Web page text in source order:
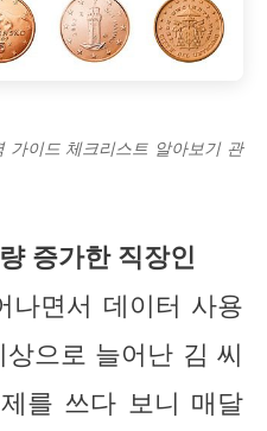
이드 체크리스트 알아보기 관
증가한 직장인
나면서 데이터 사용
으로 늘어난 김 씨
를 쓰다 보니 매달